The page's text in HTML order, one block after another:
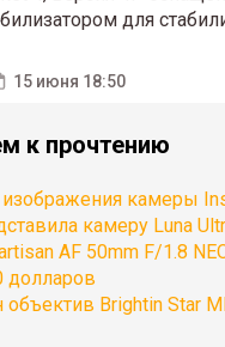
для
15 июня 18:50
к прочтению
изображения камеры
камеру Luna
AF 50mm F/1.8
долларов
объектив Brightin Star